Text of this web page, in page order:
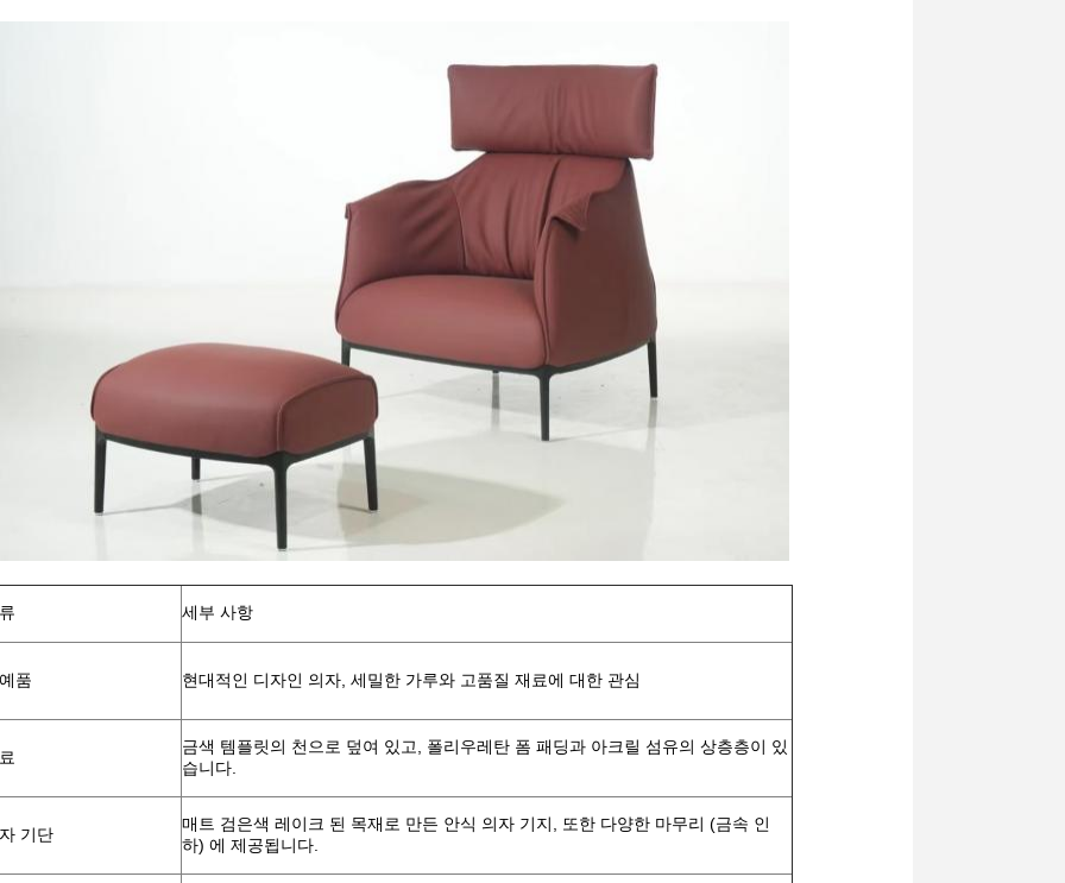
세부 사항
품 현대적인 디자인 의자, 세밀한 가루와 고품질 재료에 대한 관심
금색 템플릿의 천으로 덮여 있고, 폴리우레탄 폼 패딩과 아크릴 섬유의 상층층이 있
습니다.
기단
매트 검은색 레이크 된 목재로 만든 안식 의자 기지, 또한 다양한 마무리 (금속 인
하) 에 제공됩니다.